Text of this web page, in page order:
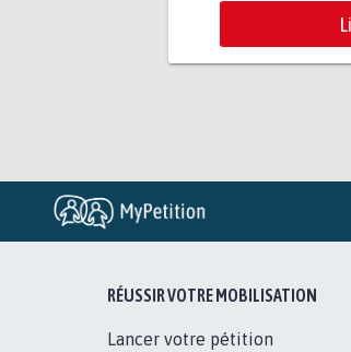
RÉUSSIR VOTRE MOBILISATION
Lancer votre pétition